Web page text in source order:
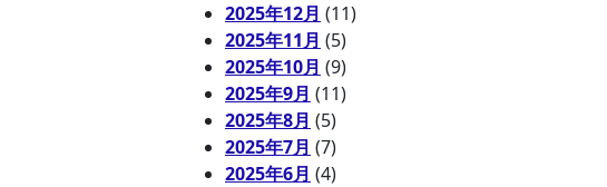
2025年12月 (11)
2025年11月 (5)
2025年10月 (9)
2025年9月 (11)
2025年8月 (5)
2025年7月 (7)
2025年6月 (4)